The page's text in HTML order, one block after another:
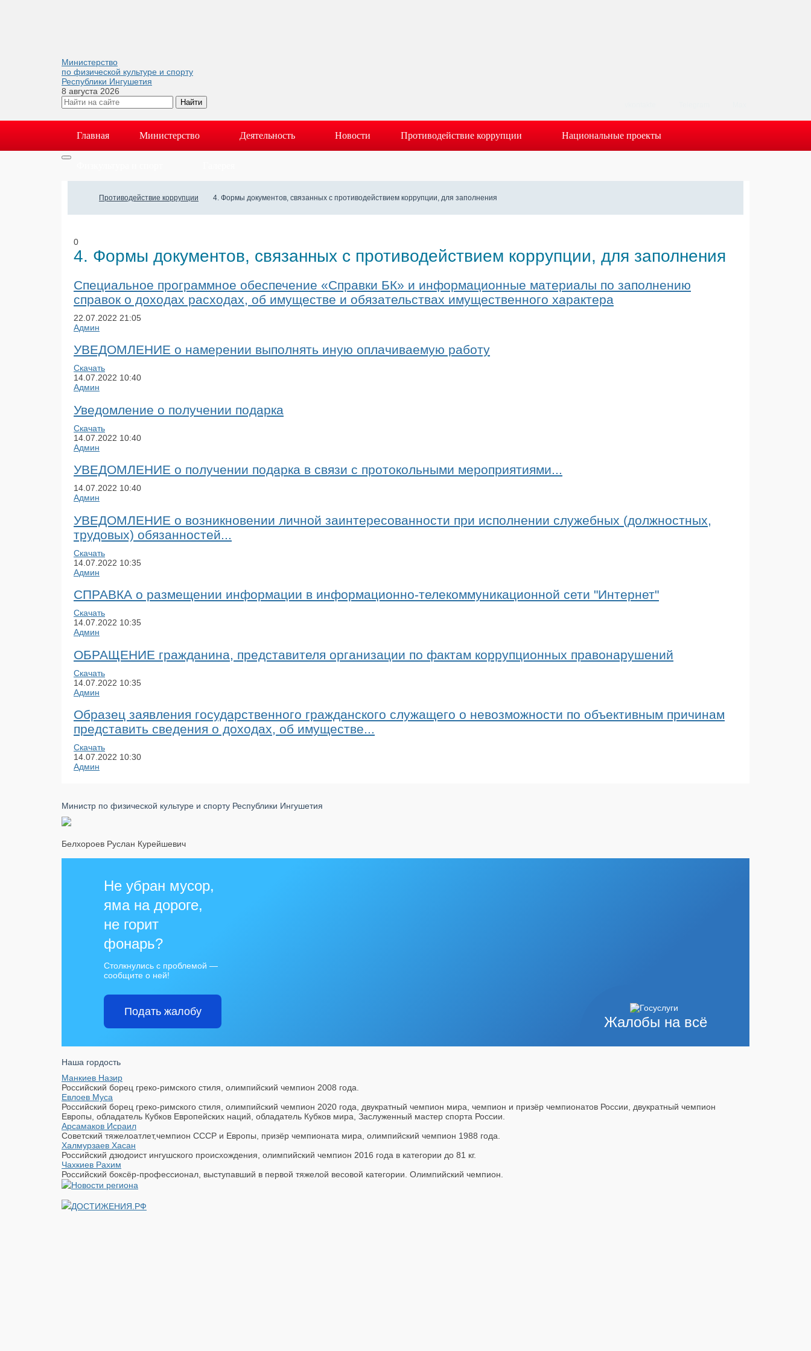
Министерство
по физической культуре и спорту
Республики Ингушетия
8 августа 2026
Главная Министерство Деятельность Новости Противодействие коррупции Национальные проекты
Противодействие коррупции 4. Формы документов, связанных с противодействием коррупции, для заполнения
0
4. Формы документов, связанных с противодействием коррупции, для заполнения
Специальное программное обеспечение «Справки БК» и информационные материалы по заполнению
справок о доходах расходах, об имуществе и обязательствах имущественного характера
22.07.2022 21:05
Админ
УВЕДОМЛЕНИЕ о намерении выполнять иную оплачиваемую работу
Скачать
14.07.2022 10:40
Админ
Уведомление о получении подарка
Скачать
14.07.2022 10:40
Админ
УВЕДОМЛЕНИЕ о получении подарка в связи с протокольными мероприятиями...
14.07.2022 10:40
Админ
УВЕДОМЛЕНИЕ о возникновении личной заинтересованности при исполнении служебных (должностных,
трудовых) обязанностей...
Скачать
14.07.2022 10:35
Админ
СПРАВКА о размещении информации в информационно-телекоммуникационной сети "Интернет"
Скачать
14.07.2022 10:35
Админ
ОБРАЩЕНИЕ гражданина, представителя организации по фактам коррупционных правонарушений
Скачать
14.07.2022 10:35
Админ
Образец заявления государственного гражданского служащего о невозможности по объективным причинам
представить сведения о доходах, об имуществе...
Скачать
14.07.2022 10:30
Админ
Министр по физической культуре и спорту Республики Ингушетия
Белхороев Руслан Курейшевич
Жалобы на всё
Не убран мусор,
яма на дороге,
не горит
фонарь?
Столкнулись с проблемой —
сообщите о ней!
Подать жалобу
Наша гордость
Манкиев Назир
Российский борец греко-римского стиля, олимпийский чемпион 2008 года.
Евлоев Муса
Российский борец греко-римского стиля, олимпийский чемпион 2020 года, двукратный чемпион мира, чемпион и призёр чемпионатов России, двукратный чемпион
Европы, обладатель Кубков Европейских наций, обладатель Кубков мира, Заслуженный мастер спорта России.
Арсамаков Исраил
Советский тяжелоатлет,чемпион СССР и Европы, призёр чемпионата мира, олимпийский чемпион 1988 года.
Халмурзаев Хасан
Российский дзюдоист ингушского происхождения, олимпийский чемпион 2016 года в категории до 81 кг.
Чахкиев Рахим
Российский боксёр-профессионал, выступавший в первой тяжелой весовой категории. Олимпийский чемпион.
ДОСТИЖЕНИЯ.РФ